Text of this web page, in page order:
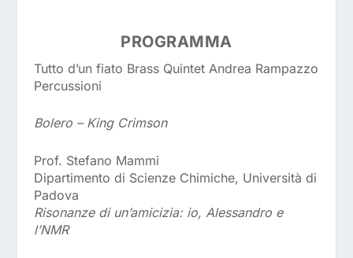
PROGRAMMA
Tutto d’un fiato Brass Quintet Andrea Rampazzo
Percussioni
Bolero – King Crimson
Prof. Stefano Mammi
Dipartimento di Scienze Chimiche, Università di
Padova
Risonanze di un’amicizia: io, Alessandro e
l’NMR